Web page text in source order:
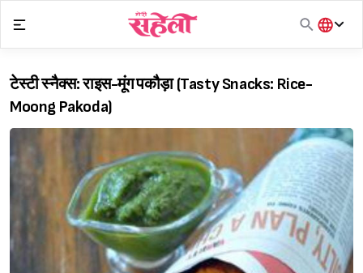
content
हिंदी
टेस्टी स्नैक्स: राइस-मूंग पकौड़ा (Tasty Snacks: Rice-
Moong Pakoda)